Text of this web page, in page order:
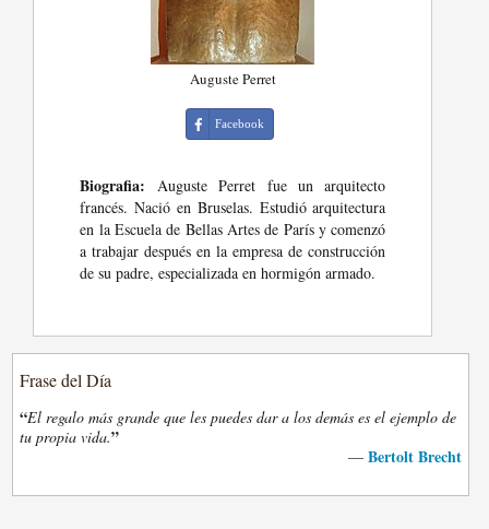
Auguste Perret
Facebook
Biografia: Auguste Perret fue un arquitecto
francés. Nació en Bruselas. Estudió arquitectura
en la Escuela de Bellas Artes de París y comenzó
a trabajar después en la empresa de construcción
de su padre, especializada en hormigón armado.
Frase del Día
“El regalo más grande que les puedes dar a los demás es el ejemplo de
tu propia vida.”
— Bertolt Brecht